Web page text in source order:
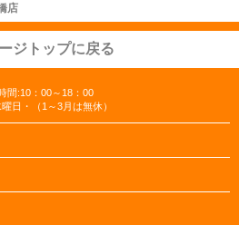
店
ジトップに戻る
間:10：00～18：00
日・（1～3月は無休）